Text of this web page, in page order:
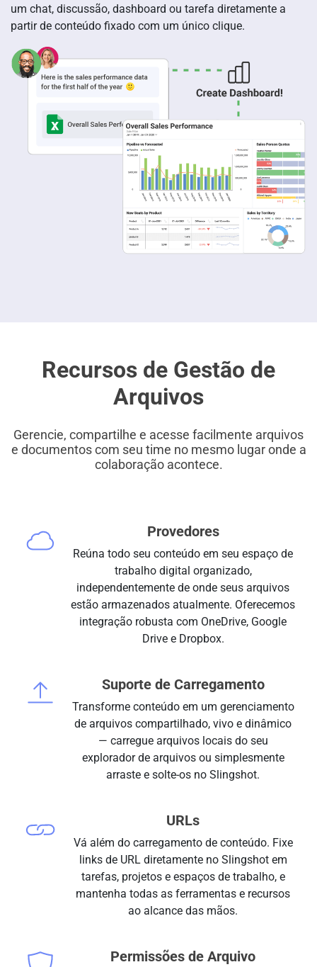
um chat, discussão, dashboard ou tarefa diretamente a
partir de conteúdo fixado com um único clique.
Recursos de Gestão de
Arquivos
Gerencie, compartilhe e acesse facilmente arquivos
e documentos com seu time no mesmo lugar onde a
colaboração acontece.
Provedores
Reúna todo seu conteúdo em seu espaço de
trabalho digital organizado,
independentemente de onde seus arquivos
estão armazenados atualmente. Oferecemos
integração robusta com OneDrive, Google
Drive e Dropbox.
Suporte de Carregamento
Transforme conteúdo em um gerenciamento
de arquivos compartilhado, vivo e dinâmico
— carregue arquivos locais do seu
explorador de arquivos ou simplesmente
arraste e solte-os no Slingshot.
URLs
Vá além do carregamento de conteúdo. Fixe
links de URL diretamente no Slingshot em
tarefas, projetos e espaços de trabalho, e
mantenha todas as ferramentas e recursos
ao alcance das mãos.
Permissões de Arquivo